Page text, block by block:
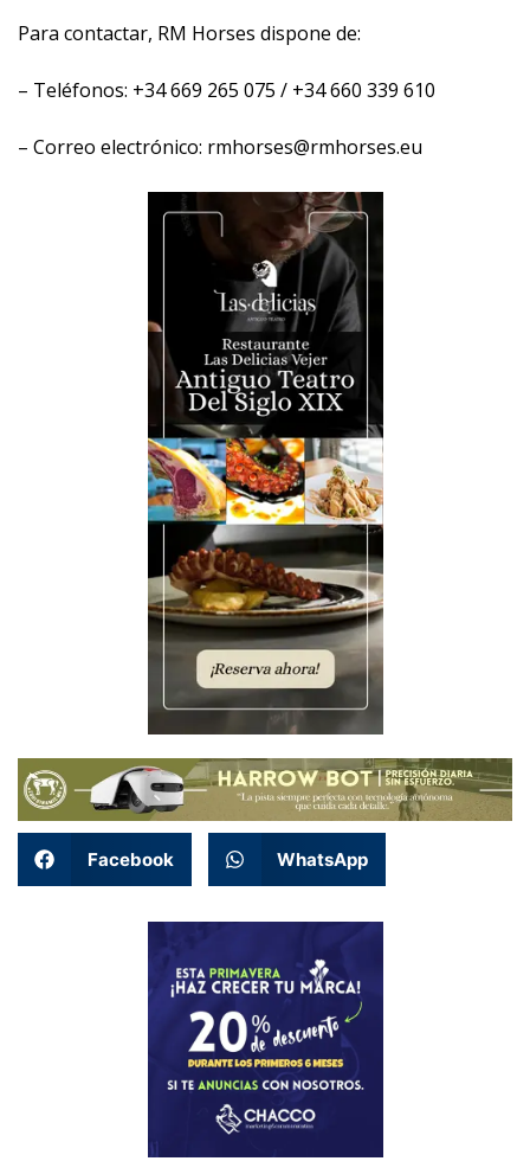
Para contactar, RM Horses dispone de:
– Teléfonos: +34 669 265 075 / +34 660 339 610
– Correo electrónico: rmhorses@rmhorses.eu
Facebook WhatsApp